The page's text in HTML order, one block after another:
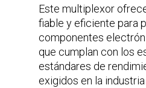
Este multiplexor
fiable y eficiente para
componentes
que cumplan con los
estándares de
exigidos en la